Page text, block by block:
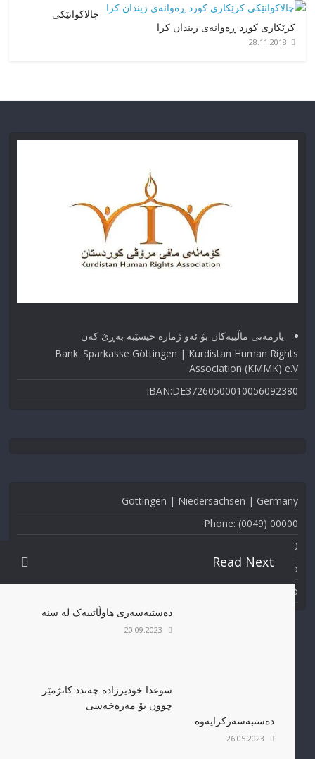
چالاکوانێکی
کرێکاری کورد ڕەوانەی زیندان کرا
28.11.2018
یارمەتی ماڵییەکان بۆ ئەو ژماره حیسێبە بەڕێ کەن
Bank: Sparkasse Göttingen | Kurdistan Human Rights
Association (KMMK) e.V
IBAN:DE37260500010056092380
Göttingen | Niedersachsen | Germany
Phone: (0049) 00000
Fax: (0049) 000-000
Email: info@kmmk.info
Website: www.kmmk.info
مافی پاراستنی کۆپی ڕایت بۆ کۆمەڵەی مافی مرۆڤی کوردستان
پارێزراوە.
Read Next
دەستبەسەری هاوڵاتییەک لە سنە
20.09.2023
سوعدا خودیرزادە چەندد کاتژمێر
چوون بۆ مەرەخەسی
دەستبەسەرکرایەوە
26.05.2023